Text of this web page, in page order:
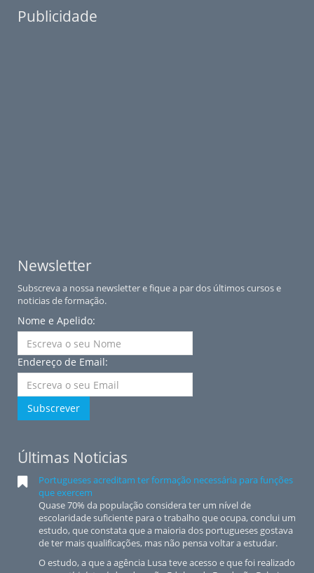
Publicidade
Newsletter
Subscreva a nossa newsletter e fique a par dos últimos cursos e
noticias de formação.
Nome e Apelido:
Endereço de Email:
Subscrever
Últimas Noticias
Portugueses acreditam ter formação necessária para funções
que exercem
Quase 70% da população considera ter um nível de
escolaridade suficiente para o trabalho que ocupa, conclui um
estudo, que constata que a maioria dos portugueses gostava
de ter mais qualificações, mas não pensa voltar a estudar.
O estudo, a que a agência Lusa teve acesso e que foi realizado